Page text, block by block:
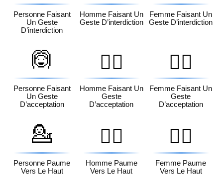
Personne Faisant
Un Geste
D’interdiction
Homme Faisant Un
Geste D’interdiction
Femme Faisant Un
Geste D’interdiction
🙆
Personne Faisant
Un Geste
D’acceptation
🙆‍♂️
Homme Faisant Un
Geste
D’acceptation
🙆‍♀️
Femme Faisant Un
Geste
D’acceptation
💁
Personne Paume
Vers Le Haut
💁‍♂️
Homme Paume
Vers Le Haut
💁‍♀️
Femme Paume
Vers Le Haut